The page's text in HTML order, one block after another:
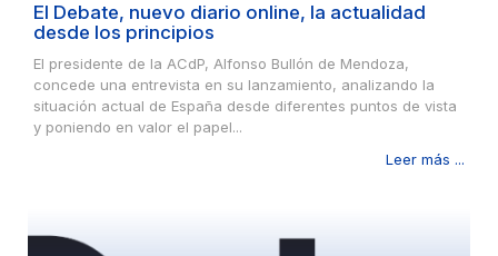
El Debate, nuevo diario online, la actualidad
desde los principios
El presidente de la ACdP, Alfonso Bullón de Mendoza,
concede una entrevista en su lanzamiento, analizando la
situación actual de España desde diferentes puntos de vista
y poniendo en valor el papel...
Leer más ...